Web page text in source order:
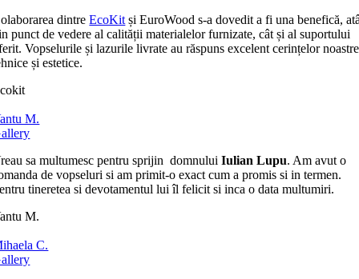
dintreEcoKit și EuroWood s-a dovedit a fi una benefică,
punct de vedere al calității materialelor furnizate, cât și al suportului
Vopselurile și lazurile livrate au răspuns excelent cerințelor noastre
și estetice.
M.
sa multumesc pentru sprijin domnuluiIulian Lupu. Am avut o
de vopseluri si am primit-o exact cum a promis si in termen.
tineretea si devotamentul lui îl felicit si inca o data multumiri.
M.
C.